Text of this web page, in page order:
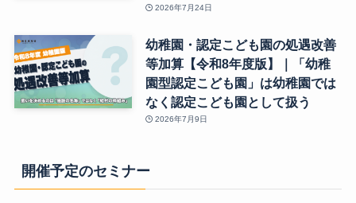
2026年7月24日
幼稚園・認定こども園の処遇改善
等加算【令和8年度版】｜「幼稚
園型認定こども園」は幼稚園では
なく認定こども園として扱う
2026年7月9日
開催予定のセミナー